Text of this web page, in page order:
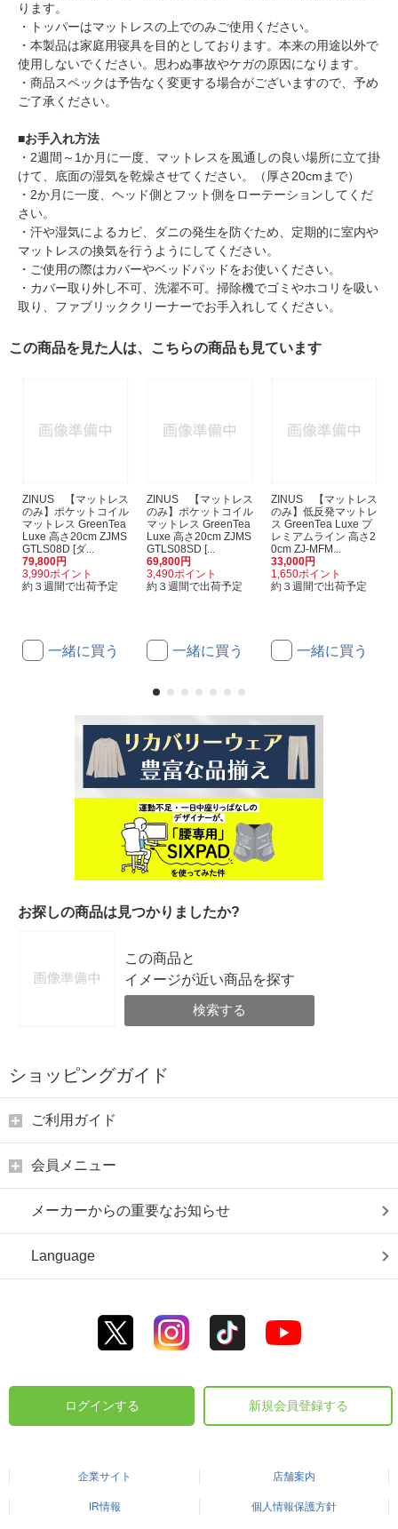
ります。
・トッパーはマットレスの上でのみご使用ください。
・本製品は家庭用寝具を目的としております。本来の用途以外で
使用しないでください。思わぬ事故やケガの原因になります。
・商品スペックは予告なく変更する場合がございますので、予め
ご了承ください。
■お手入れ方法
・2週間～1か月に一度、マットレスを風通しの良い場所に立て掛
けて、底面の湿気を乾燥させてください。（厚さ20cmまで）
・2か月に一度、ヘッド側とフット側をローテーションしてくだ
さい。
・汗や湿気によるカビ、ダニの発生を防ぐため、定期的に室内や
マットレスの換気を行うようにしてください。
・ご使用の際はカバーやベッドパッドをお使いください。
・カバー取り外し不可、洗濯不可。掃除機でゴミやホコリを吸い
取り、ファブリッククリーナーでお手入れしてください。
この商品を見た人は、こちらの商品も見ています
ZINUS 【マットレス
のみ】ポケットコイル
マットレス GreenTea
Luxe 高さ20cm ZJMS
GTLS08D [ダ...
79,800円
3,990ポイント
約３週間で出荷予定
一緒に買う
ZINUS 【マットレス
のみ】ポケットコイル
マットレス GreenTea
Luxe 高さ20cm ZJMS
GTLS08SD [...
69,800円
3,490ポイント
約３週間で出荷予定
一緒に買う
ZINUS 【マットレス
のみ】低反発マットレ
ス GreenTea Luxe プ
レミアムライン 高さ2
0cm ZJ-MFM...
33,000円
1,650ポイント
約３週間で出荷予定
一緒に買う
お探しの商品は見つかりましたか?
この商品と
イメージが近い商品を探す
検索する
ショッピングガイド
ご利用ガイド
会員メニュー
メーカーからの重要なお知らせ
Language
ログインする 新規会員登録する
企業サイト 店舗案内
IR情報 個人情報保護方針